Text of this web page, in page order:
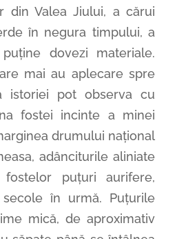
din Valea Jiului, a cărui
în negura timpului, a
dovezi materiale.
mai au aplecare spre
istoriei pot observa cu
fostei incinte a minei
drumului național
adânciturile aliniate
puțuri aurifere,
în urmă. Puțurile
mică, de aproximativ